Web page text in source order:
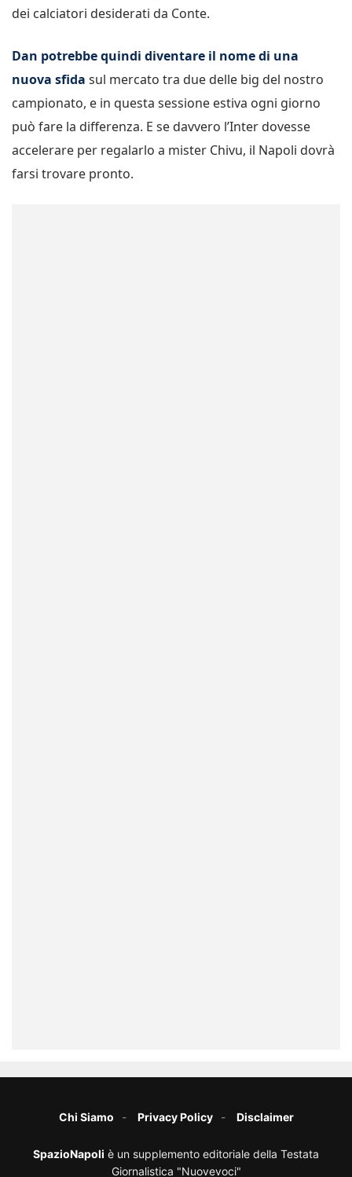
dei calciatori desiderati da Conte.
Dan potrebbe quindi diventare il nome di una
nuova sfida sul mercato tra due delle big del nostro
campionato, e in questa sessione estiva ogni giorno
può fare la differenza. E se davvero l’Inter dovesse
accelerare per regalarlo a mister Chivu, il Napoli dovrà
farsi trovare pronto.
Chi Siamo Privacy Policy Disclaimer
SpazioNapoli è un supplemento editoriale della Testata
Giornalistica "Nuovevoci"